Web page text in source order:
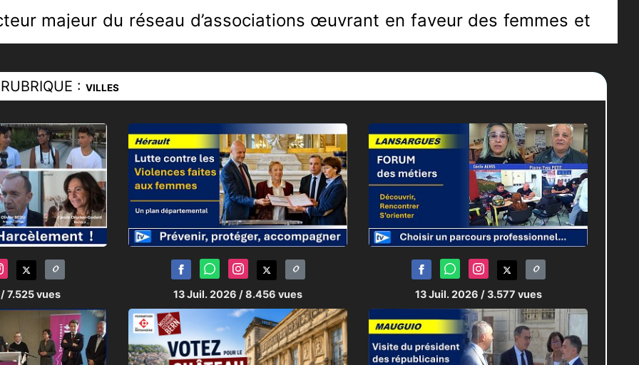
majeur du réseau d’associations œuvrant en faveur des femmes et
le plateau d’Agglo.tv. Pierric-Joël LOUBAT reçoit Aline FAUCHERRE,
national destiné aux femmes victimes de violence, vous renseigner sur les sites
etherault.cidff.info
LOUBAT
:Claudia PITRONACI
:VILLES
/ 7.525 vues 13 Juil. 2026 / 8.456 vues 13 Juil. 2026 / 3.577 vues